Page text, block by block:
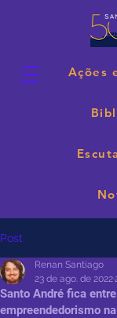
Ações
Post
Santo André fica
empreendedorismo
Renan Santiago
23 de ago. de 2022